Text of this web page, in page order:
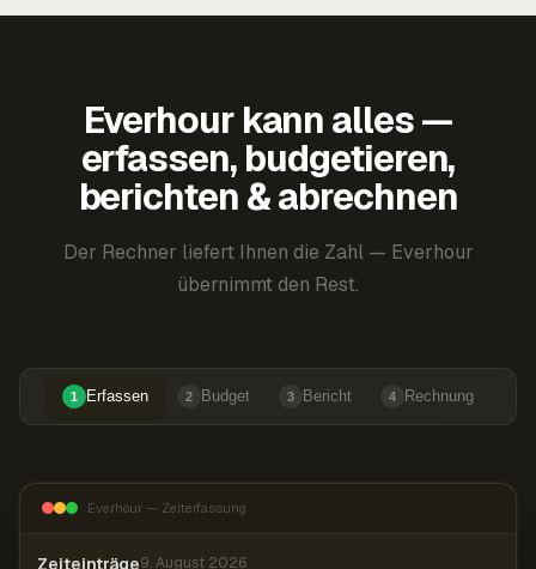
Everhour kann alles —
erfassen, budgetieren,
berichten & abrechnen
Der Rechner liefert Ihnen die Zahl — Everhour
übernimmt den Rest.
1 Erfassen 2 Budget 3 Bericht 4 Rechnung
Everhour — Zeiterfassung
Zeiteinträge9. August 2026